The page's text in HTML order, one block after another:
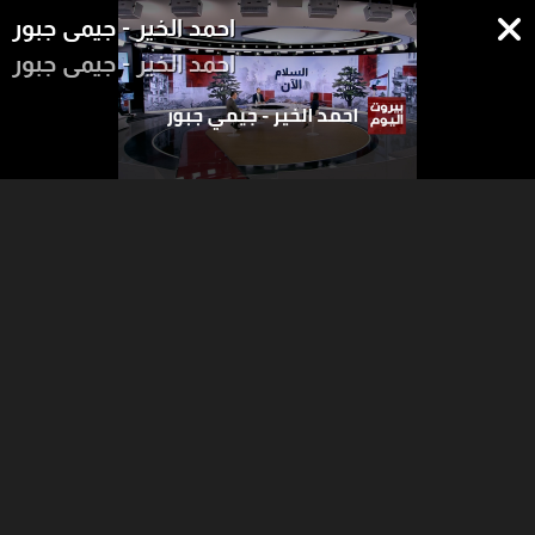
احمد الخير - جيمي جبور
احمد الخير - جيمي جبور